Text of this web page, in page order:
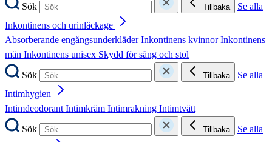
Sök
Tillbaka
Se alla
Inkontinens och urinläckage
Absorberande engångsunderkläderInkontinens kvinnorInkontinens
män Inkontinens unisex Skydd för säng och stol
Sök
Tillbaka
Se alla
Intimhygien
IntimdeodorantIntimkräm Intimrakning Intimtvätt
Sök
Tillbaka
Se alla